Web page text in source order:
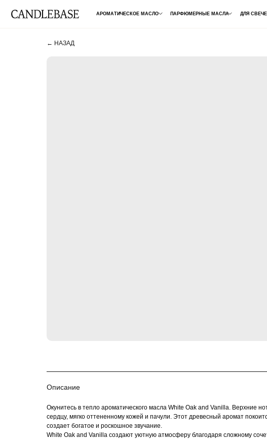
ПАРФЮМЕРНЫЕ МАСЛА
АРОМАТИЧЕСКОЕ МАСЛО ДЛЯ СВЕЧЕЙ ДЛЯ
← НАЗАД
Описание
Окунитесь в тепло ароматического масла White Oak and Vanilla. Верхние
сердцу, мягко оттененному кожей и пачули. Этот древесный аромат
создает богатое и роскошное звучание.
White Oak and Vanilla создают уютную атмосферу благодаря сложному